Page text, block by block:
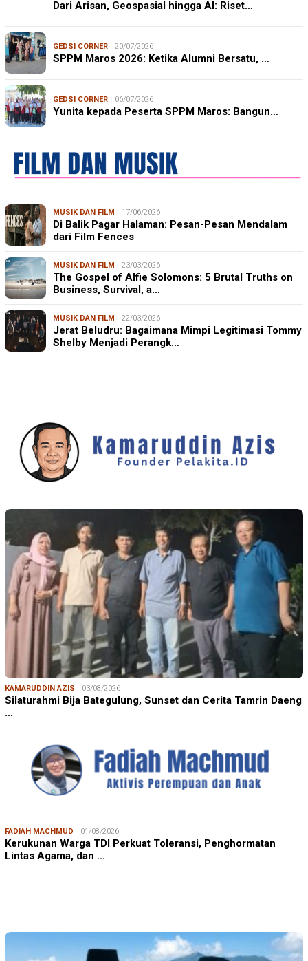
Dari Arisan, Geospasial hingga AI: Riset…
GEDSI CORNER 20/07/2026
SPPM Maros 2026: Ketika Alumni Bersatu, …
GEDSI CORNER 06/07/2026
Yunita kepada Peserta SPPM Maros: Bangun…
MUSIK DAN FILM 17/06/2026
Di Balik Pagar Halaman: Pesan-Pesan Mendalam
dari Film Fences
MUSIK DAN FILM 23/03/2026
The Gospel of Alfie Solomons: 5 Brutal Truths on
Business, Survival, a…
MUSIK DAN FILM 22/03/2026
Jerat Beludru: Bagaimana Mimpi Legitimasi Tommy
Shelby Menjadi Perangk…
KAMARUDDIN AZIS 03/08/2026
Silaturahmi Bija Bategulung, Sunset dan Cerita Tamrin Daeng
…
FADIAH MACHMUD 01/08/2026
Kerukunan Warga TDI Perkuat Toleransi, Penghormatan
Lintas Agama, dan …